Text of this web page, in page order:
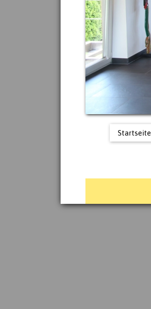
Startseite